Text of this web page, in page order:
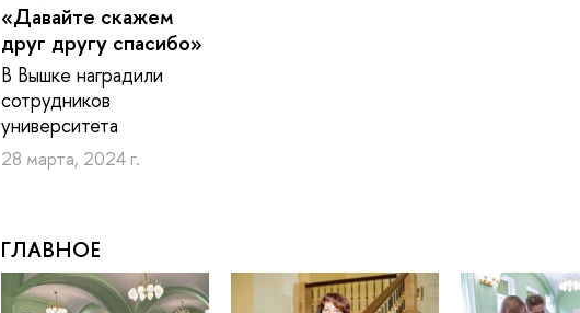
«Давайте скажем
друг другу спасибо»
В Вышке наградили
сотрудников
университета
28 марта, 2024 г.
ГЛАВНОЕ